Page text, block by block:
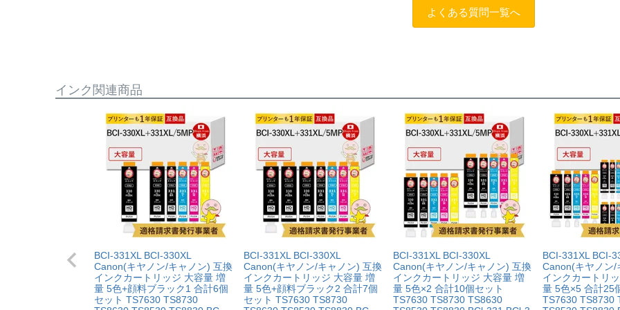
・商品を返送する前に必ず当店までご連絡をいただきサポートを受けていただくこと
・返品理由が「不要になったから」「注文を間違えた」等お客様都合ではないこと
当店のインクが原因でトラブルが発生し、サポートスタッフにご相談のうえでもトラブルが解決せず、プリンタ
・修理に出される前に、必ず当店へご連絡をいただくこと。
・当店の商品が原因でプリンターが故障したことがわかる書類（修理の明細書など）をご提示いただくこと。
・プリンターの廃インクエラーや廃トナーエラーによるものではないこと。
・メーカーの出張修理を依頼されてないこと。
よくある質問一覧へ
インク関連商品
BCI-331XL BCI-330XL
Canon(キヤノン/キャノン) 互換
インクカートリッジ 大容量 増
量 5色+顔料ブラック1 合計6個
セット TS7630 TS8730
BCI-331XL BCI-330XL
Canon(キヤノン/キャノン) 互換
インクカートリッジ 大容量 増
量 5色+顔料ブラック2 合計7個
セット TS7630 TS8730
BCI-331XL BCI-330XL
Canon(キヤノン/キャノン) 互換
インクカートリッジ 大容量 増
量 5色×2 合計10個セット
TS7630 TS8730 TS8630
BCI-331XL BCI-
Canon(キヤノン/
インクカートリ
量 5色×5 合計25
TS7630 TS8730